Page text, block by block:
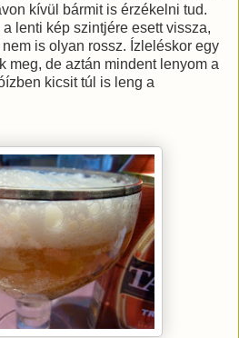
kívül bármit is érzékelni tud.
lenti kép szintjére esett vissza,
is olyan rossz. Ízleléskor egy
meg, de aztán mindent lenyom a
kicsit túl is leng a